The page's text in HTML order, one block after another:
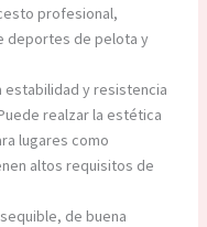
profesional,
deportes de pelota y
estabilidad y resistencia
realzar la estética
lugares como
altos requisitos de
de buena